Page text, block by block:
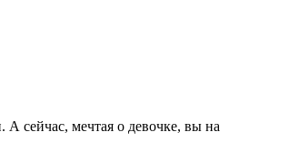
сейчас, мечтая о девочке, вы на